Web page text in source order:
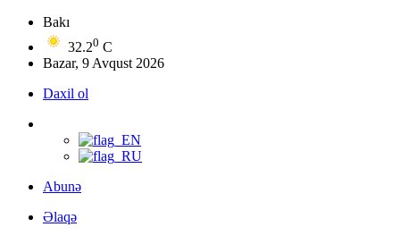
Bakı
32.20 C
Bazar, 9 Avqust 2026
Daxil ol
Abunə
Əlaqə